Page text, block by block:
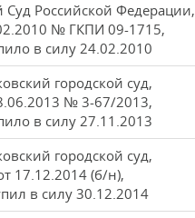
Российской Федерации,
№ ГКПИ 09-1715,
в силу 24.02.2010
городской суд,
№ 3-67/2013,
в силу 27.11.2013
городской суд,
17.12.2014 (б/н),
в силу 30.12.2014